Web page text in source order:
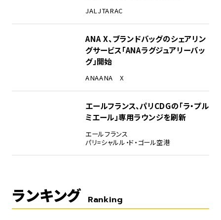
JALJTARAC
ANA X、ブランドバッグのシェアリン
グサービス「ANAラグジュアリーバッ
グ」開始
ANAANA X
エールフランス、パリCDGの「ラ・プル
ミエール」専用ラウンジを刷新
エールフランス
パリ=シャルル・ド・ゴール空港
ランキング Ranking